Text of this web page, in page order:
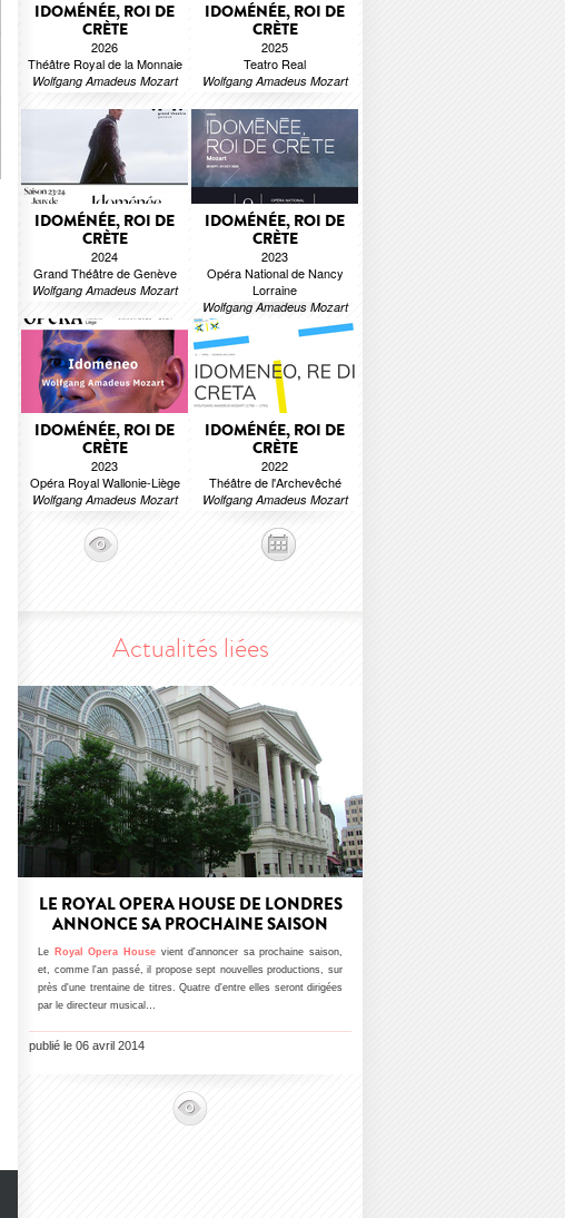
IDOMÉNÉE, ROI DE
CRÈTE
2026
Théâtre Royal de la Monnaie
Wolfgang Amadeus Mozart
IDOMÉNÉE, ROI DE
CRÈTE
2025
Teatro Real
Wolfgang Amadeus Mozart
IDOMÉNÉE, ROI DE
CRÈTE
2024
Grand Théâtre de Genève
Wolfgang Amadeus Mozart
IDOMÉNÉE, ROI DE
CRÈTE
2023
Opéra National de Nancy
Lorraine
Wolfgang Amadeus Mozart
IDOMÉNÉE, ROI DE
CRÈTE
2023
Opéra Royal Wallonie-Liège
Wolfgang Amadeus Mozart
IDOMÉNÉE, ROI DE
CRÈTE
2022
Théâtre de l'Archevêché
Wolfgang Amadeus Mozart
Actualités liées
LE ROYAL OPERA HOUSE DE LONDRES
ANNONCE SA PROCHAINE SAISON
Le Royal Opera Housevient d'annoncer sa prochaine saison,
et, comme l'an passé, il propose sept nouvelles productions, sur
près d'une trentaine de titres. Quatre d'entre elles seront dirigées
par le directeur musical…
publié le 06 avril 2014